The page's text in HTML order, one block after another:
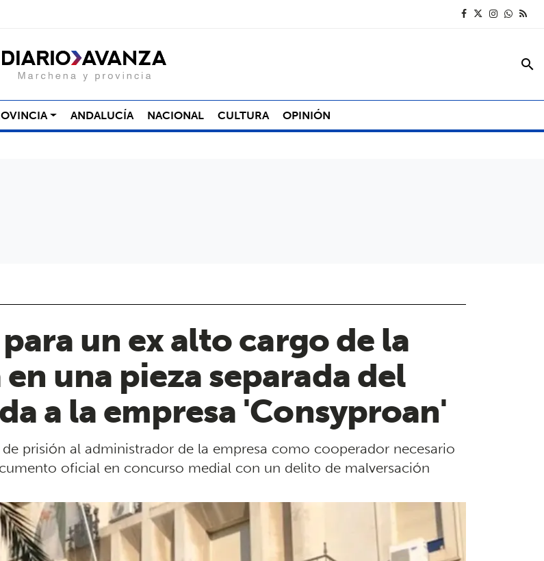
search
ANDALUCÍA NACIONAL CULTURA OPINIÓN
un ex alto cargo de la
una pieza separada del
a la empresa 'Consyproan'
prisión al administrador de la empresa como cooperador necesario
oficial en concurso medial con un delito de malversación